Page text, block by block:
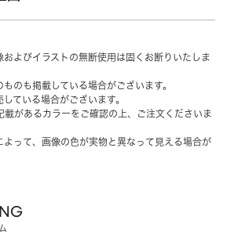
およびイラストの無断使用は固くお断りいたしま
のも掲載している場合がございます。
ている場合がございます。
載があるカラーをご確認の上、ご注文くださいま
よって、画像の色が実物と異なって見える場合が